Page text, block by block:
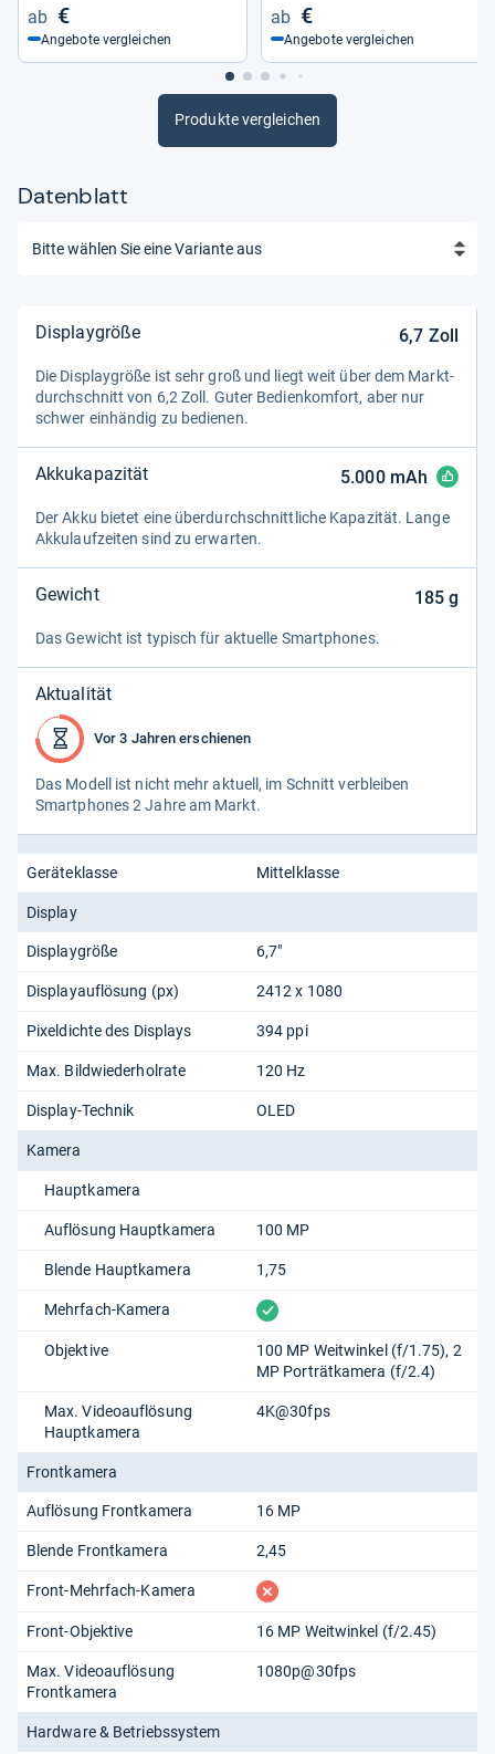
€
Angebote vergleichen
€
Angebote vergleichen
Produkte vergleichen
Datenblatt
Displaygröße 6,7 Zoll
Die Dis­play­größe ist sehr groß und liegt weit über dem Markt­
durch­schnitt von 6,2 Zoll. Guter Bedien­kom­fort, aber nur
schwer ein­hän­dig zu bedie­nen.
Akkukapazität 5.000mAh
Der Akku bie­tet eine über­durch­schnitt­li­che Kapa­zi­tät. Lange
Akku­lauf­zei­ten sind zu erwar­ten.
Gewicht 185g
Das Gewicht ist typisch für aktu­elle Smart­pho­nes.
Aktualität
Vor 3 Jahren erschienen
Das Modell ist nicht mehr aktu­ell, im Schnitt ver­blei­ben
Smart­pho­nes 2 Jahre am Markt.
Geräteklasse Mittelklasse
Display
Displaygröße 6,7"
Displayauflösung (px) 2412 x 1080
Pixeldichte des Displays 394 ppi
Max. Bildwiederholrate 120 Hz
Display-Technik OLED
Kamera
Hauptkamera
Auflösung Hauptkamera 100 MP
Blende Hauptkamera 1,75
Mehrfach-Kamera vorhanden
Objektive
100 MP Weitwinkel (f/1.75), 2
MP Porträtkamera (f/2.4)
Max. Videoauflösung
Hauptkamera
4K@30fps
Frontkamera
Auflösung Frontkamera 16 MP
Blende Frontkamera 2,45
Front-Mehrfach-Kamera fehlt
Front-Objektive 16 MP Weitwinkel (f/2.45)
Max. Videoauflösung
Frontkamera
1080p@30fps
Hardware & Betriebssystem